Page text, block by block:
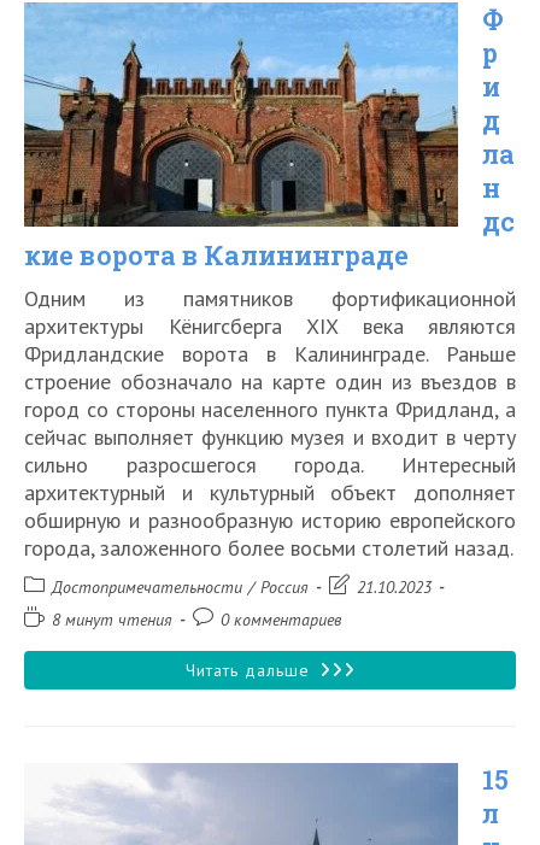
Калининграде
Ф
р
и
д
ла
н
дс
кие ворота в Калининграде
Одним из памятников фортификационной
архитектуры Кёнигсберга XIX века являются
Фридландские ворота в Калининграде. Раньше
строение обозначало на карте один из въездов в
город со стороны населенного пункта Фридланд, а
сейчас выполняет функцию музея и входит в черту
сильно разросшегося города. Интересный
архитектурный и культурный объект дополняет
обширную и разнообразную историю европейского
города, заложенного более восьми столетий назад.
Рубрика
записи:
Достопримечательности / Россия
Запись21.10.2023
Время8 минут чтения
Комментарии
записи:
0 комментариев
Читать дальше Фридландские
15
л